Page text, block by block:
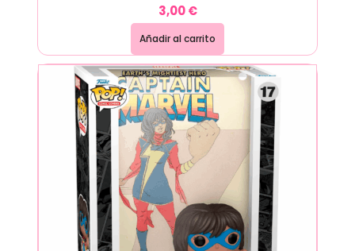
3,00€
Añadir al carrito